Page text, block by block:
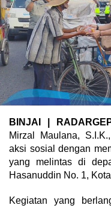
BINJAI |
Mirzal Maulana,
aksi sosial dengan
yang melintas di
Hasanuddin No. 1,
Kegiatan yang